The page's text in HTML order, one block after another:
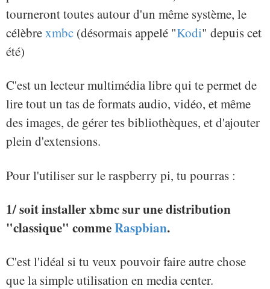
tourneront toutes autour d'un même système, le
célèbrexmbc (désormais appelé "Kodi" depuis cet
été)
C'est un lecteur multimédia libre qui te permet de
lire tout un tas de formats audio, vidéo, et même
des images, de gérer tes bibliothèques, et d'ajouter
plein d'extensions.
Pour l'utiliser sur le raspberry pi, tu pourras :
1/ soit installer xbmc sur une distribution
"classique" commeRaspbian.
C'est l'idéal si tu veux pouvoir faire autre chose
que la simple utilisation en media center.